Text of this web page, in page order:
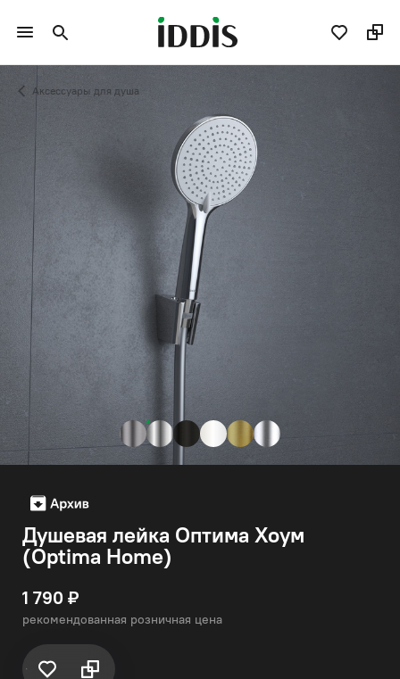
Аксессуары для душа
Душевая лейка Оптима Хоум
(Optima Home)
1 790 ₽
рекомендованная розничная цена